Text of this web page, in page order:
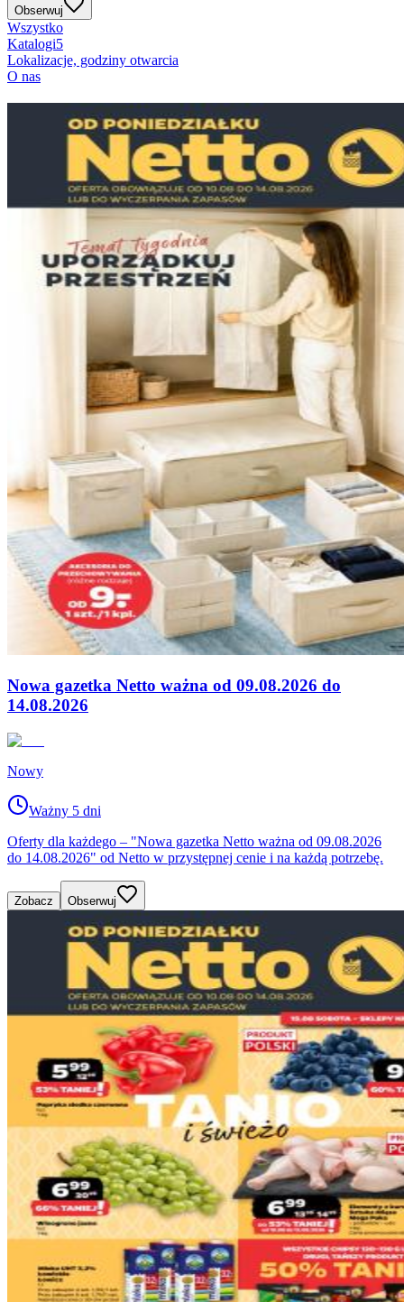
Obserwuj
Wszystko
Katalogi5
Lokalizacje, godziny otwarcia
O nas
Nowa gazetka Netto ważna od 09.08.2026 do
14.08.2026
Nowy
Ważny 5 dni
Oferty dla każdego – "Nowa gazetka Netto ważna od 09.08.2026
do 14.08.2026" od Netto w przystępnej cenie i na każdą potrzebę.
Zobacz Obserwuj